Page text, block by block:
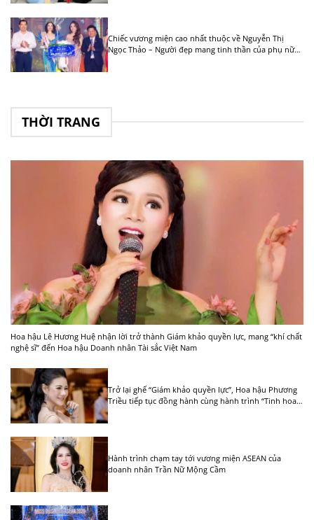
Chiếc vương miện cao nhất thuộc về Nguyễn Thị
Ngọc Thảo – Người đẹp mang tinh thần của phụ nữ
THỜI TRANG
Hoa hậu Lê Hương Huệ nhận lời trở thành Giám khảo quyền lực, mang “khí chất
nghệ sĩ” đến Hoa hậu Doanh nhân Tài sắc Việt Nam
Trở lại ghế “Giám khảo quyền lực”, Hoa hậu Phương
Triều tiếp tục đồng hành cùng hành trình “Tinh hoa
Hành trình chạm tay tới vương miện ASEAN của
doanh nhân Trần Nữ Mộng Cầm